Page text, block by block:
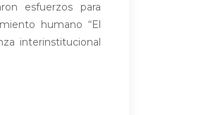
esfuerzos para
humano “El
interinstitucional